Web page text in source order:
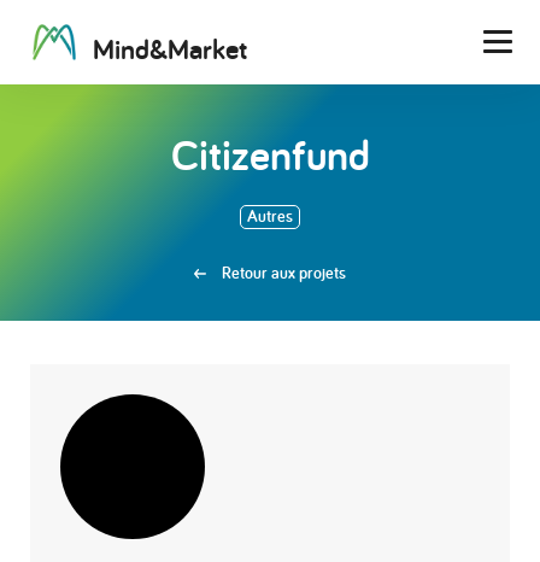
Mind&Market
Citizenfund
Autres
Retour aux projets